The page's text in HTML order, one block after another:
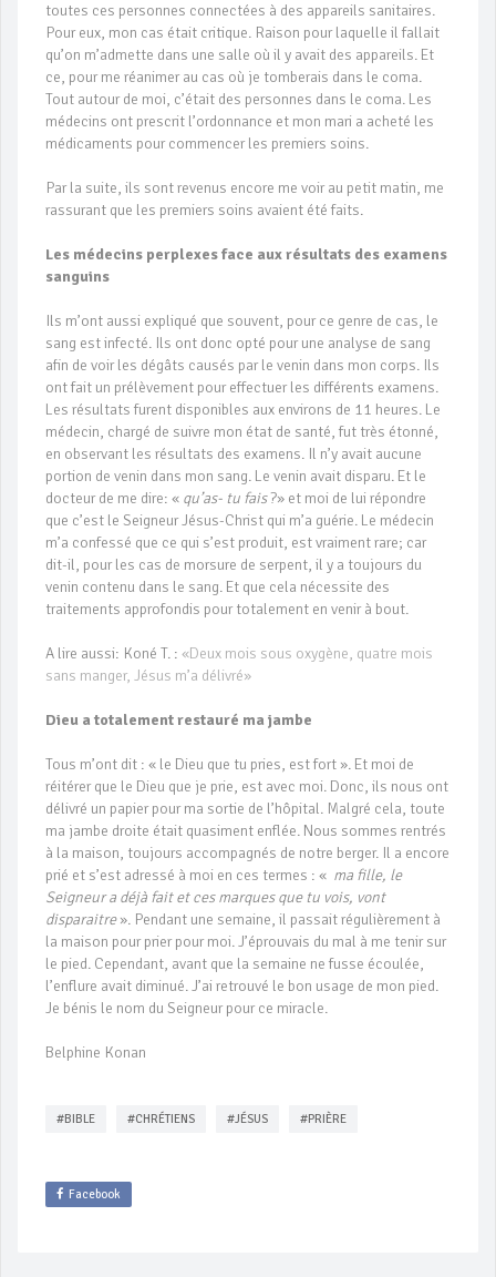
toutes ces personnes connectées à des appareils sanitaires.
Pour eux, mon cas était critique. Raison pour laquelle il fallait
qu’on m’admette dans une salle où il y avait des appareils. Et
ce, pour me réanimer au cas où je tomberais dans le coma.
Tout autour de moi, c’était des personnes dans le coma. Les
médecins ont prescrit l’ordonnance et mon mari a acheté les
médicaments pour commencer les premiers soins.
Par la suite, ils sont revenus encore me voir au petit matin, me
rassurant que les premiers soins avaient été faits.
Les médecins perplexes face aux résultats des examens
sanguins
Ils m’ont aussi expliqué que souvent, pour ce genre de cas, le
sang est infecté. Ils ont donc opté pour une analyse de sang
afin de voir les dégâts causés par le venin dans mon corps. Ils
ont fait un prélèvement pour effectuer les différents examens.
Les résultats furent disponibles aux environs de 11 heures. Le
médecin, chargé de suivre mon état de santé, fut très étonné,
en observant les résultats des examens. Il n’y avait aucune
portion de venin dans mon sang. Le venin avait disparu. Et le
docteur de me dire: « qu’as- tu fais?» et moi de lui répondre
que c’est le Seigneur Jésus-Christ qui m’a guérie. Le médecin
m’a confessé que ce qui s’est produit, est vraiment rare; car
dit-il, pour les cas de morsure de serpent, il y a toujours du
venin contenu dans le sang. Et que cela nécessite des
traitements approfondis pour totalement en venir à bout.
A lire aussi: Koné T. : «Deux mois sous oxygène, quatre mois
sans manger, Jésus m’a délivré»
Dieu a totalement restauré ma jambe
Tous m’ont dit : « le Dieu que tu pries, est fort ». Et moi de
réitérer que le Dieu que je prie, est avec moi. Donc, ils nous ont
délivré un papier pour ma sortie de l’hôpital. Malgré cela, toute
ma jambe droite était quasiment enflée. Nous sommes rentrés
à la maison, toujours accompagnés de notre berger. Il a encore
prié et s’est adressé à moi en ces termes : « ma fille, le
Seigneur a déjà fait et ces marques que tu vois, vont
disparaitre». Pendant une semaine, il passait régulièrement à
la maison pour prier pour moi. J’éprouvais du mal à me tenir sur
le pied. Cependant, avant que la semaine ne fusse écoulée,
l’enflure avait diminué. J’ai retrouvé le bon usage de mon pied.
Je bénis le nom du Seigneur pour ce miracle.
Belphine Konan
#BIBLE #CHRÉTIENS #JÉSUS #PRIÈRE
Facebook